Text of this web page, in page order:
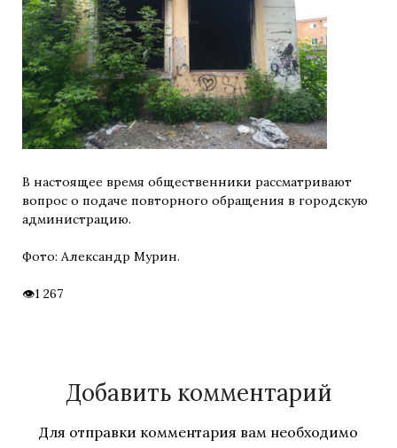
В настоящее время общественники рассматривают
вопрос о подаче повторного обращения в городскую
администрацию.
Фото: Александр Мурин.
1 267
Добавить комментарий
Для отправки комментария вам необходимо